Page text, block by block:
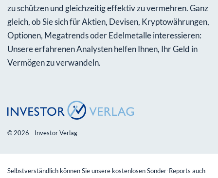
zu schützen und gleichzeitig effektiv zu vermehren. Ganz
gleich, ob Sie sich für Aktien, Devisen, Kryptowährungen,
Optionen, Megatrends oder Edelmetalle interessieren:
Unsere erfahrenen Analysten helfen Ihnen, Ihr Geld in
Vermögen zu verwandeln.
© 2026 - Investor Verlag
Selbstverständlich können Sie unsere kostenlosen Sonder-Reports auch